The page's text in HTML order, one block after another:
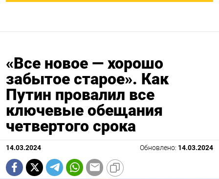
«Все новое — хорошо
забытое старое». Как
Путин провалил все
ключевые обещания
четвертого срока
14.03.2024 Обновлено: 14.03.2024